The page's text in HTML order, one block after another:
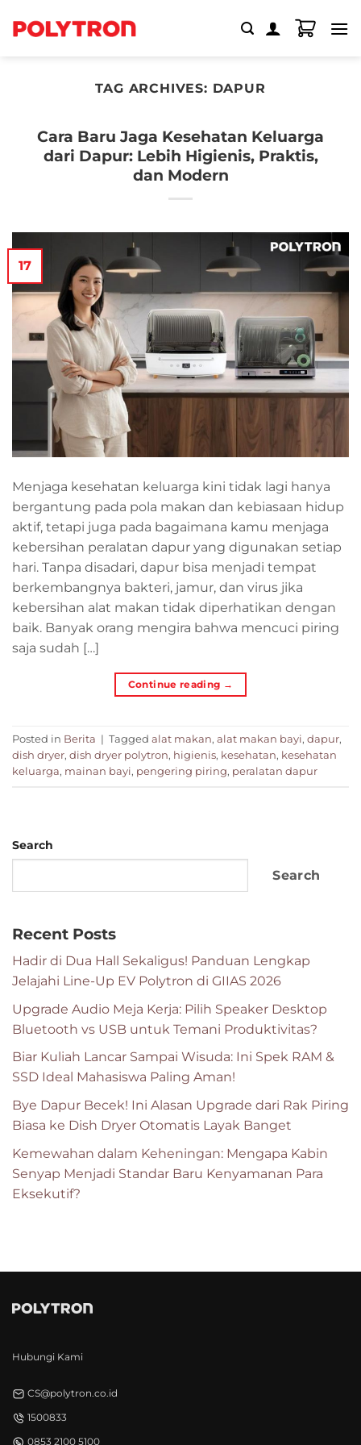
TAG ARCHIVES: DAPUR
Cara Baru Jaga Kesehatan Keluarga
dari Dapur: Lebih Higienis, Praktis,
dan Modern
17
Menjaga kesehatan keluarga kini tidak lagi hanya
bergantung pada pola makan dan kebiasaan hidup
aktif, tetapi juga pada bagaimana kamu menjaga
kebersihan peralatan dapur yang digunakan setiap
hari. Tanpa disadari, dapur bisa menjadi tempat
berkembangnya bakteri, jamur, dan virus jika
kebersihan alat makan tidak diperhatikan dengan
baik. Banyak orang mengira bahwa mencuci piring
saja sudah […]
Continue reading →
Posted in Berita | Tagged alat makan, alat makan bayi, dapur,
dish dryer, dish dryer polytron, higienis, kesehatan, kesehatan
keluarga, mainan bayi, pengering piring, peralatan dapur
Search
Search
Recent Posts
Hadir di Dua Hall Sekaligus! Panduan Lengkap
Jelajahi Line-Up EV Polytron di GIIAS 2026
Upgrade Audio Meja Kerja: Pilih Speaker Desktop
Bluetooth vs USB untuk Temani Produktivitas?
Biar Kuliah Lancar Sampai Wisuda: Ini Spek RAM &
SSD Ideal Mahasiswa Paling Aman!
Bye Dapur Becek! Ini Alasan Upgrade dari Rak Piring
Biasa ke Dish Dryer Otomatis Layak Banget
Kemewahan dalam Keheningan: Mengapa Kabin
Senyap Menjadi Standar Baru Kenyamanan Para
Eksekutif?
Hubungi Kami
CS@polytron.co.id
1500833
0853 2100 5100